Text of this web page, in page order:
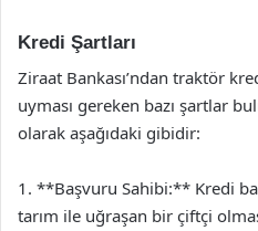
Kredi Şartları
Ziraat Bankası’ndan traktör
uyması gereken bazı şartlar
olarak aşağıdaki gibidir:
1. **Başvuru Sahibi:** Kredi
tarım ile uğraşan bir çiftçi